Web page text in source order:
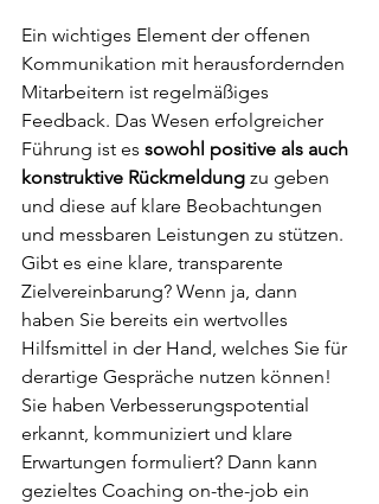
Ein wichtiges Element der offenen
Kommunikation mit herausfordernden
Mitarbeitern ist regelmäßiges
Feedback. Das Wesen erfolgreicher
Führung ist es sowohl positive als auch
konstruktive Rückmeldung zu geben
und diese auf klare Beobachtungen
und messbaren Leistungen zu stützen.
Gibt es eine klare, transparente
Zielvereinbarung? Wenn ja, dann
haben Sie bereits ein wertvolles
Hilfsmittel in der Hand, welches Sie für
derartige Gespräche nutzen können!
Sie haben Verbesserungspotential
erkannt, kommuniziert und klare
Erwartungen formuliert? Dann kann
gezieltes Coaching on-the-job ein